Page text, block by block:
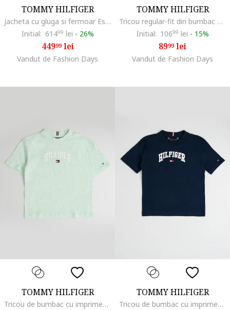
TOMMY HILFIGER
Jacheta cu gluga si fermoar Essential, Negru
Initial: 61499 lei - 26%
44999lei
Vandut de Fashion Days
TOMMY HILFIGER
Tricou regular-fit din bumbac cu logo discret, Portocaliu mandarina
Initial: 10699 lei - 15%
8999lei
Vandut de Fashion Days
TOMMY HILFIGER
Tricou de bumbac cu imprimeu logo, Alb/Verde deschis
TOMMY HILFIGER
Tricou de bumbac cu imprimeu logo, Alb/Albastru ultramarin